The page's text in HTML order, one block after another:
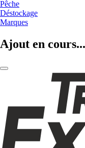
Pêche
Déstockage
Marques
Ajout en cours...